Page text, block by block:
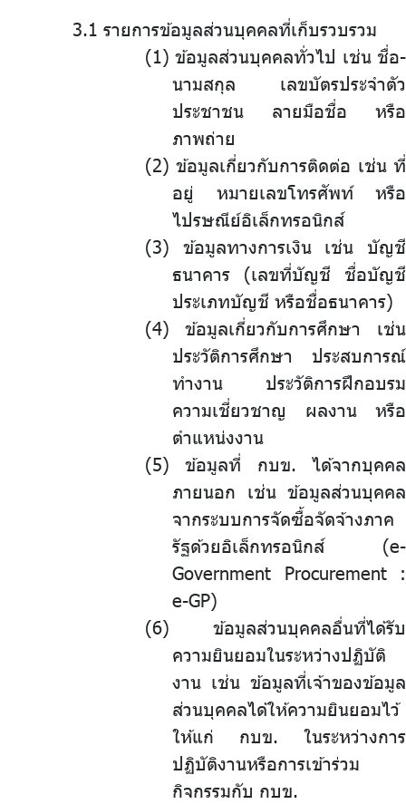
3.1 รายการข้อมูลส่วนบุคคลที่เก็บรวบรวม
ข้อมูลส่วนบุคคลทั่วไป เช่น ชื่อ-
นามสกุล เลขบัตรประจำตัว
ประชาชน ลายมือชื่อ หรือ
ภาพถ่าย
ข้อมูลเกี่ยวกับการติดต่อ เช่น ที่
อยู่ หมายเลขโทรศัพท์ หรือ
ไปรษณีย์อิเล็กทรอนิกส์
ข้อมูลทางการเงิน เช่น บัญชี
ธนาคาร (เลขที่บัญชี ชื่อบัญชี
ประเภทบัญชี หรือชื่อธนาคาร)
ข้อมูลเกี่ยวกับการศึกษา เช่น
ประวัติการศึกษา ประสบการณ์
ทำงาน ประวัติการฝึกอบรม
ความเชี่ยวชาญ ผลงาน หรือ
ตำแหน่งงาน
ข้อมูลที่ กบข. ได้จากบุคคล
ภายนอก เช่น ข้อมูลส่วนบุคคล
จากระบบการจัดซื้อจัดจ้างภาค
รัฐด้วยอิเล็กทรอนิกส์ (e-
Government Procurement :
e-GP)
ข้อมูลส่วนบุคคลอื่นที่ได้รับ
ความยินยอมในระหว่างปฏิบัติ
งาน เช่น ข้อมูลที่เจ้าของข้อมูล
ส่วนบุคคลได้ให้ความยินยอมไว้
ให้แก่ กบข. ในระหว่างการ
ปฏิบัติงานหรือการเข้าร่วม
กิจกรรมกับ กบข.